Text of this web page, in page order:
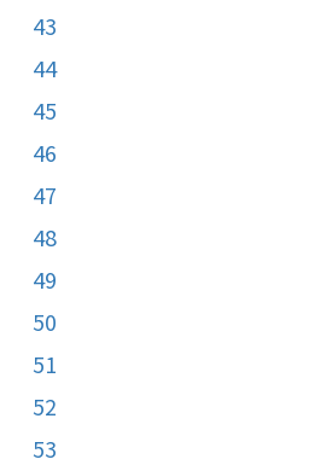
43
44
45
46
47
48
49
50
51
52
53